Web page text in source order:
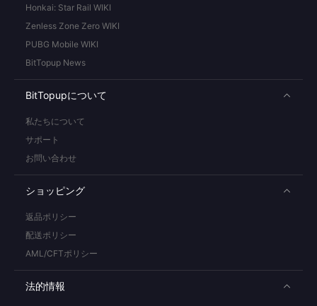
Honkai: Star Rail WIKI
Zenless Zone Zero WIKI
PUBG Mobile WIKI
BitTopup News
BitTopupについて
私たちについて
サポート
お問い合わせ
ショッピング
返品ポリシー
配送ポリシー
AML/CFTポリシー
法的情報